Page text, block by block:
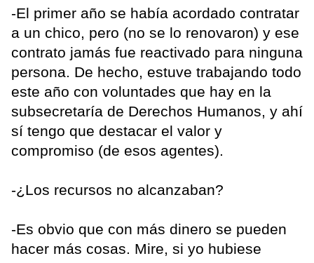
-El primer año se había acordado contratar
a un chico, pero (no se lo renovaron) y ese
contrato jamás fue reactivado para ninguna
persona. De hecho, estuve trabajando todo
este año con voluntades que hay en la
subsecretaría de Derechos Humanos, y ahí
sí tengo que destacar el valor y
compromiso (de esos agentes).
-¿Los recursos no alcanzaban?
-Es obvio que con más dinero se pueden
hacer más cosas. Mire, si yo hubiese